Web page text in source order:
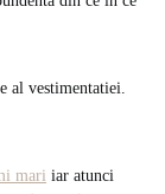
al vestimentatiei.
mari iar atunci